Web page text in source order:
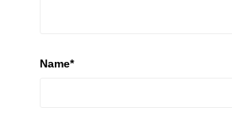
Name*